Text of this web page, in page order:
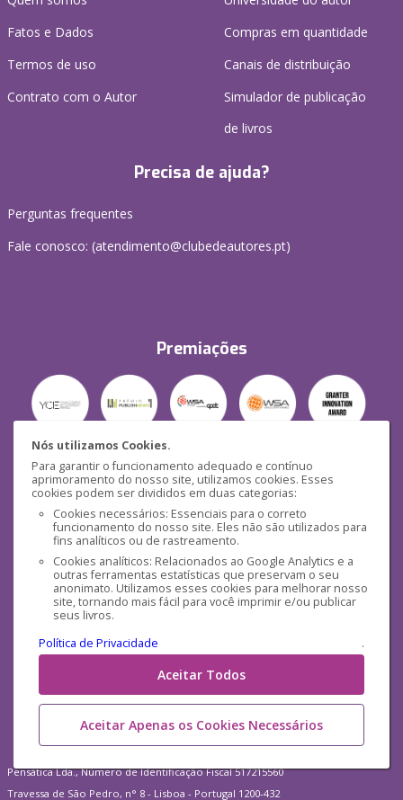
Nós utilizamos Cookies.
Para garantir o funcionamento adequado e contínuo
aprimoramento do nosso site, utilizamos cookies. Esses
cookies podem ser divididos em duas categorias:
Cookies necessários: Essenciais para o correto
funcionamento do nosso site. Eles não são utilizados para
fins analíticos ou de rastreamento.
Cookies analíticos: Relacionados ao Google Analytics e a
outras ferramentas estatísticas que preservam o seu
anonimato. Utilizamos esses cookies para melhorar nosso
site, tornando mais fácil para você imprimir e/ou publicar
seus livros.
Política de Privacidade
.
Aceitar Todos
Aceitar Apenas os Cookies Necessários
Fatos e Dados
Termos de uso
Contrato com o Autor
Compras em quantidade
Canais de distribuição
Simulador de publicação
de livros
Precisa de ajuda?
Perguntas frequentes
Fale conosco: (atendimento@clubedeautores.pt)
Premiações
Segurança
Mídias Sociais
Pensática Lda., Número de Identificação Fiscal 517215560
Travessa de São Pedro, n° 8 - Lisboa - Portugal 1200-432